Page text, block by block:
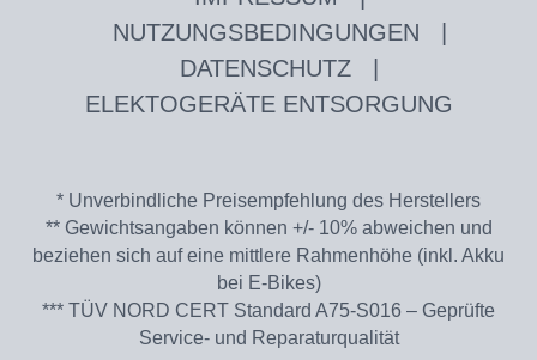
NUTZUNGSBEDINGUNGEN
DATENSCHUTZ
ELEKTOGERÄTE ENTSORGUNG
* Unverbindliche Preisempfehlung des Herstellers
** Gewichtsangaben können +/- 10% abweichen und
beziehen sich auf eine mittlere Rahmenhöhe (inkl. Akku
bei E-Bikes)
*** TÜV NORD CERT Standard A75-S016 – Geprüfte
Service- und Reparaturqualität